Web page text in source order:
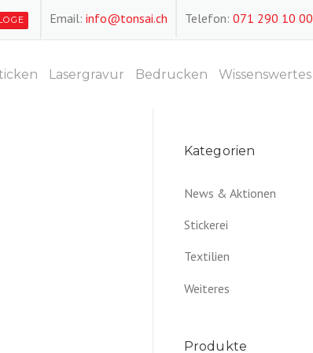
Telefon: 071 290 10 00
Email: info@tonsai.ch
Lasergravur Bedrucken Wissenswertes
Kategorien
News & Aktionen
Stickerei
Textilien
Weiteres
Produkte